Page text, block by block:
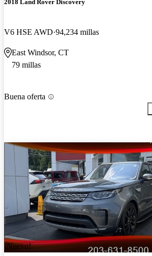
2018 Land Rover Discovery
V6 HSE AWD 94,234 millas
East Windsor, CT
79 millas
Buena oferta
¡Nuevo!